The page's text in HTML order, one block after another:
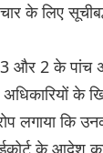
के लिए
और 2 के पांच
के
लगाया कि